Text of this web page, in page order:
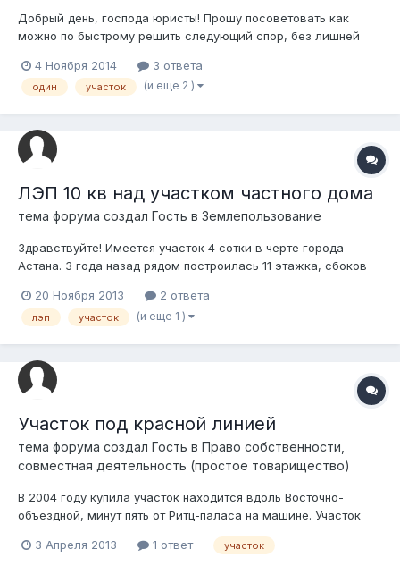
Добрый день, господа юристы! Прошу посоветовать как
можно по быстрому решить следующий спор, без лишней
ситуацией. Вопрос в следующем. Наша компания изымала
земельные участки для строительства одного крупного
4 Ноября 2014 3 ответа
один участок (и еще 2 )
ЛЭП 10 кв над участком частного дома
тема форума создал Гость в Землепользование
Здравствуйте! Имеется участок 4 сотки в черте города
Астана. 3 года назад рядом построилась 11 этажка, сбоков
в яме и пришел в аварийное состояние, пришлось участок
забросить. Сейчас возник вопрос о строительстве нового
20 Ноября 2013 2 ответа
лэп участок (и еще 1 )
Участок под красной линией
тема форума создал Гость в Право собственности,
совместная деятельность (простое товарищество)
В 2004 году купила участок находится вдоль Восточно-
объездной, минут пять от Ритц-паласа на машине. Участок
нам сказали, что этот район переводят в Медеуский. Мы
3 Апреля 2013 1 ответ участок